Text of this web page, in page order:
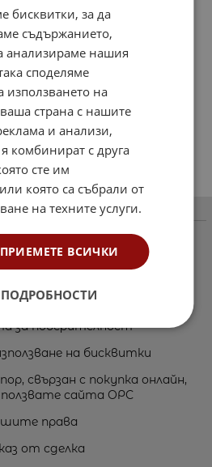
да поръчаме
и плащане
за ползване
за поверителност
на бисквитки
свързан с покупка онлайн,
сайта ОРС
права
от сделка
бисквитки, за да
съдържанието,
анализираме нашия
споделяме
използването на
страна с нашите
и анализи,
комбинират с друга
сте им
която са събрали от
на техните услуги.
ПРИЕМЕТЕ ВСИЧКИ